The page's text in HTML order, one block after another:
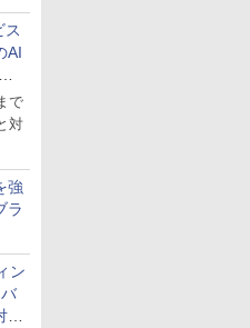
サ
ス
AI
で
対
強
ラ
ン